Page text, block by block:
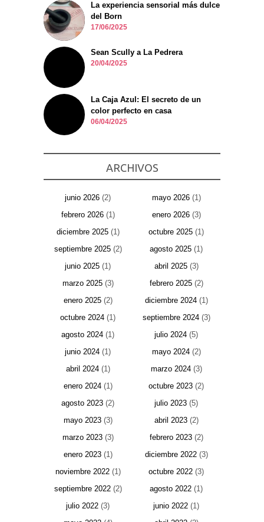
La experiencia sensorial más dulce
del Born
17/06/2025
Sean Scully a La Pedrera
20/04/2025
La Caja Azul: El secreto de un
color perfecto en casa
06/04/2025
ARCHIVOS
junio 2026 (2) mayo 2026(1)
febrero 2026(1) enero 2026(3)
diciembre 2025(1) octubre 2025 (1)
septiembre 2025(2) agosto 2025 (1)
junio 2025 (1) abril 2025(3)
marzo 2025(3) febrero 2025(2)
enero 2025(2) diciembre 2024(1)
octubre 2024 (1) septiembre 2024(3)
agosto 2024 (1) julio 2024 (5)
junio 2024 (1) mayo 2024(2)
abril 2024(1) marzo 2024(3)
enero 2024(1) octubre 2023 (2)
agosto 2023 (2) julio 2023 (5)
mayo 2023(3) abril 2023(2)
marzo 2023(3) febrero 2023(2)
enero 2023(1) diciembre 2022(3)
noviembre 2022(1) octubre 2022 (3)
septiembre 2022(2) agosto 2022 (1)
julio 2022 (3) junio 2022 (1)